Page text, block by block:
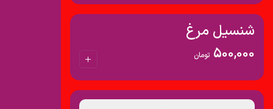
شنسیل مرغ
500,000 تومان